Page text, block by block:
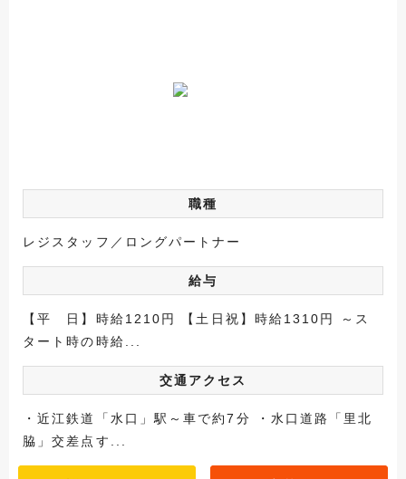
職種
レジスタッフ／ロングパートナー
給与
【平 日】時給1210円 【土日祝】時給1310円 ～ス
タート時の時給...
交通アクセス
・近江鉄道「水口」駅～車で約7分 ・水口道路「里北
脇」交差点す...